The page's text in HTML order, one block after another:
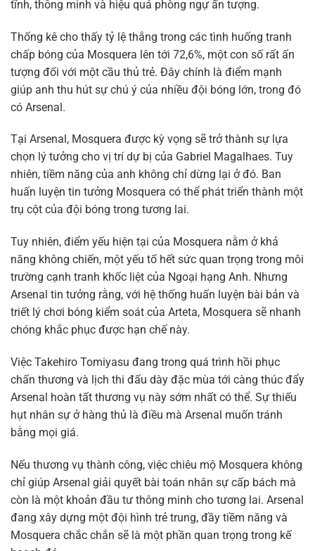
tĩnh, thông minh và hiệu quả phòng ngự ấn tượng.
Thống kê cho thấy tỷ lệ thắng trong các tình huống tranh
chấp bóng của Mosquera lên tới 72,6%, một con số rất ấn
tượng đối với một cầu thủ trẻ. Đây chính là điểm mạnh
giúp anh thu hút sự chú ý của nhiều đội bóng lớn, trong đó
có Arsenal.
Tại Arsenal, Mosquera được kỳ vọng sẽ trở thành sự lựa
chọn lý tưởng cho vị trí dự bị của Gabriel Magalhaes. Tuy
nhiên, tiềm năng của anh không chỉ dừng lại ở đó. Ban
huấn luyện tin tưởng Mosquera có thể phát triển thành một
trụ cột của đội bóng trong tương lai.
Tuy nhiên, điểm yếu hiện tại của Mosquera nằm ở khả
năng không chiến, một yếu tố hết sức quan trọng trong môi
trường cạnh tranh khốc liệt của Ngoại hạng Anh. Nhưng
Arsenal tin tưởng rằng, với hệ thống huấn luyện bài bản và
triết lý chơi bóng kiểm soát của Arteta, Mosquera sẽ nhanh
chóng khắc phục được hạn chế này.
Việc Takehiro Tomiyasu đang trong quá trình hồi phục
chấn thương và lịch thi đấu dày đặc mùa tới càng thúc đẩy
Arsenal hoàn tất thương vụ này sớm nhất có thể. Sự thiếu
hụt nhân sự ở hàng thủ là điều mà Arsenal muốn tránh
bằng mọi giá.
Nếu thương vụ thành công, việc chiêu mộ Mosquera không
chỉ giúp Arsenal giải quyết bài toán nhân sự cấp bách mà
còn là một khoản đầu tư thông minh cho tương lai. Arsenal
đang xây dựng một đội hình trẻ trung, đầy tiềm năng và
Mosquera chắc chắn sẽ là một phần quan trọng trong kế